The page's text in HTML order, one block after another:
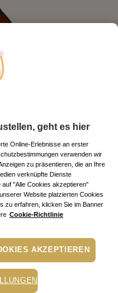
Preis
geht es hier
Online-Erlebnisse an erster
verwenden wir
zu präsentieren, die an Ihre
verknüpfte Dienste
"Alle Cookies akzeptieren"
Website platzierten Cookies
zu erfahren, klicken Sie im Banner
Cookie-Richtlinie
AKZEPTIEREN